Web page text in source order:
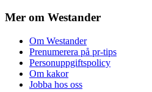
Mer om Westander
Om Westander
Prenumerera på pr-tips
Personuppgiftspolicy
Om kakor
Jobba hos oss